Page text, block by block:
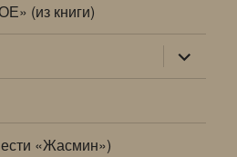
(из книги)
раскрыть
дочернее
меню
«Жасмин»)